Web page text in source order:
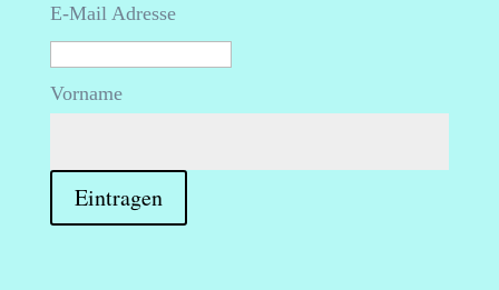
E-Mail Adresse
Vorname